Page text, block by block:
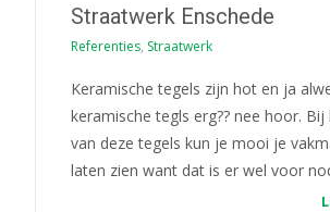
Straatwerk Enschede
Referenties, Straatwerk
Keramische tegels zijn hot en ja
keramische tegls erg?? nee hoor. Bij
van deze tegels kun je mooi je
laten zien want dat is er wel voor